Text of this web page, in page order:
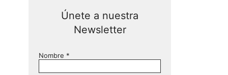
Únete a nuestra
Newsletter
Nombre *